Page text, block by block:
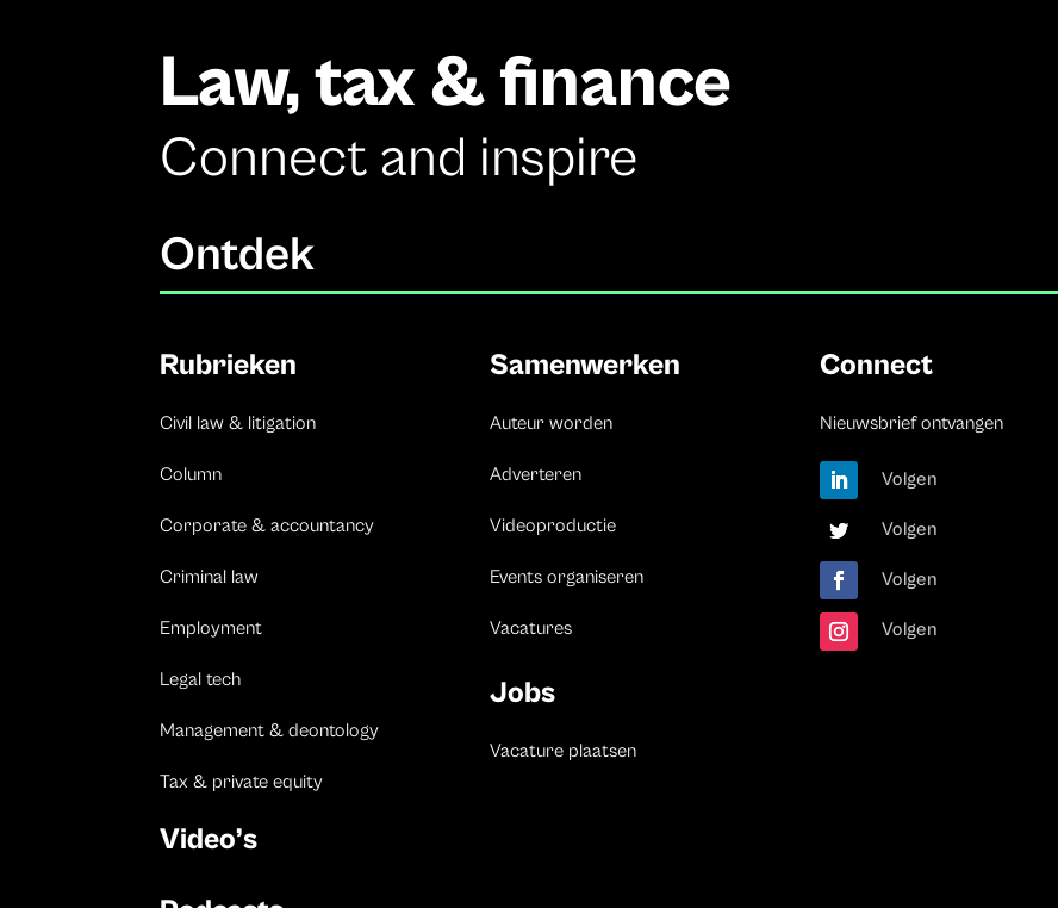
Law, tax & finance
Connect and inspire
Ontdek
Rubrieken
Civil law & litigation
Column
Corporate & accountancy
Criminal law
Employment
Legal tech
Management & deontology
Tax & private equity
Video’s
Samenwerken
Auteur worden
Adverteren
Videoproductie
Events organiseren
Vacatures
Jobs
Vacature plaatsen
Connect
Nieuwsbrief ontvangen
Volgen
Volgen
Volgen
Volgen